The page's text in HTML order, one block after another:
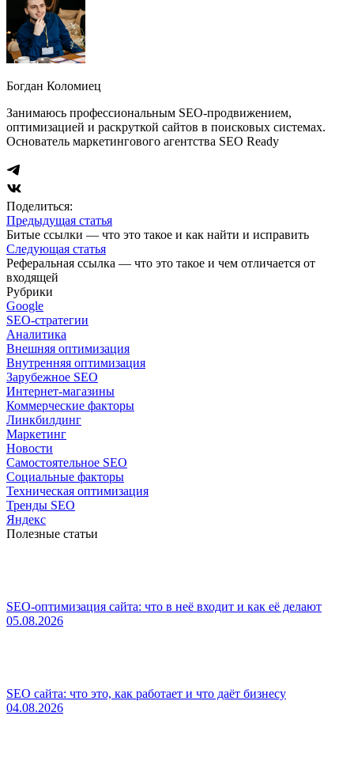
Богдан Коломиец
Занимаюсь профессиональным SEO-продвижением,
оптимизацией и раскруткой сайтов в поисковых системах.
Основатель маркетингового агентства SEO Ready
Поделиться:
Предыдущая статья
Битые ссылки — что это такое и как найти и исправить
Следующая статья
Реферальная ссылка — что это такое и чем отличается от
входящей
Рубрики
Google
SEO-стратегии
Аналитика
Внешняя оптимизация
Внутренняя оптимизация
Зарубежное SEO
Интернет-магазины
Коммерческие факторы
Линкбилдинг
Маркетинг
Новости
Самостоятельное SEO
Социальные факторы
Техническая оптимизация
Тренды SEO
Яндекс
Полезные статьи
SEO-оптимизация сайта: что в неё входит и как её делают
05.08.2026
SEO сайта: что это, как работает и что даёт бизнесу
04.08.2026